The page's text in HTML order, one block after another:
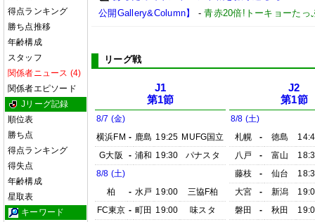
得点ランキング
勝ち点推移
年齢構成
スタッフ
関係者ニュース (4)
関係者エピソード
Jリーグ記録
順位表
勝ち点
得点ランキング
得失点
年齢構成
星取表
キーワード
公開Gallery&Column】
-青赤20倍!トーキョーたっ
リーグ戦
J1
第1節
8/7 (金)
横浜FM - 鹿島 19:25 MUFG国立
G大阪
- 浦和 19:30
パナスタ
8/8 (土)
柏
- 水戸 19:00
三協F柏
FC東京 - 町田 19:00
味スタ
J2
第1節
8/8 (土)
札幌
- 徳島
八戸
- 富山
藤枝
- 仙台
大宮
- 新潟
磐田
- 秋田